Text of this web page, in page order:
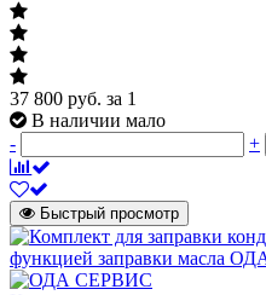
37 800 руб. за 1
В наличии мало
-
+
Быстрый просмотр